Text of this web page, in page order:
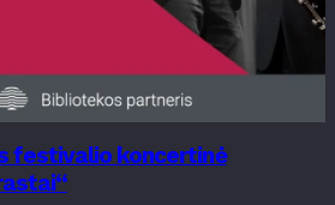
festivalio koncertinė